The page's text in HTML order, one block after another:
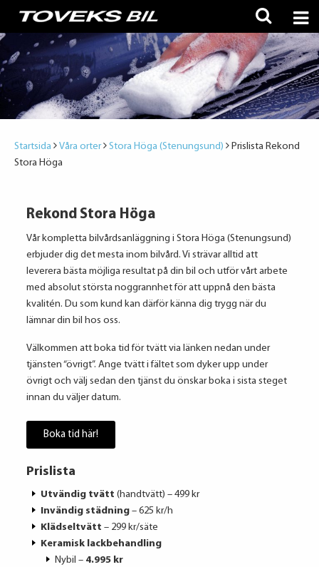
Startsida Våra orter Stora Höga (Stenungsund)
Prislista Rekond
Stora Höga
Rekond Stora Höga
Vår kompletta bilvårdsanläggning i Stora Höga (Stenungsund)
erbjuder dig det mesta inom bilvård. Vi strävar alltid att
leverera bästa möjliga resultat på din bil och utför vårt arbete
med absolut största noggrannhet för att uppnå den bästa
kvalitén. Du som kund kan därför känna dig trygg när du
lämnar din bil hos oss.
Välkommen att boka tid för tvätt via länken nedan under
tjänsten “övrigt”. Ange tvätt i fältet som dyker upp under
övrigt och välj sedan den tjänst du önskar boka i sista steget
innan du väljer datum.
Boka tid här!
Prislista
Utvändig tvätt (handtvätt) – 499 kr
Invändig städning – 625 kr/h
Klädseltvätt – 299 kr/säte
Keramisk lackbehandling
Nybil – 4.995 kr